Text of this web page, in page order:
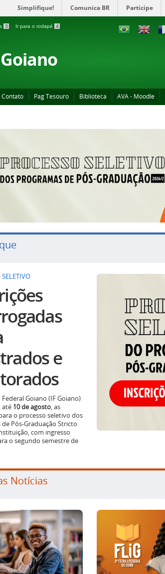
Simplifique! Comunica BR Participe
3 Ir para o rodapé 4
Contato Pag Tesouro Biblioteca AVA - Moodle
SELETIVO
e
Goiano (IF Goiano)
até 10 de agosto, as
o processo seletivo dos
de Pós-Graduação Stricto
com ingresso
o segundo semestre de
Notícias